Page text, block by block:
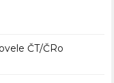
ČT/ČRo